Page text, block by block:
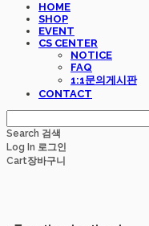
HOME
SHOP
EVENT
CS CENTER
NOTICE
FAQ
1:1문의게시판
CONTACT
Search 검색
Log In 로그인
Cart장바구니